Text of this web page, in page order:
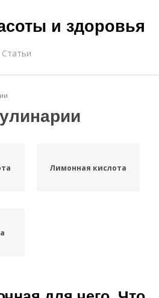
и здоровья
Статьи
Лимонная кислота